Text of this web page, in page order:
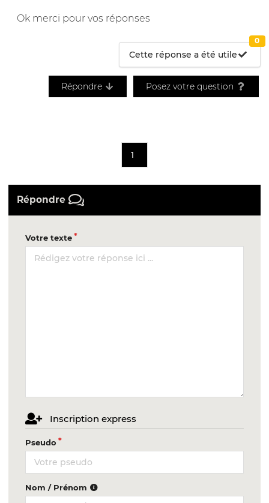
Ok merci pour vos réponses
Cette réponse a été utile
0
Répondre Posez votre question
1
Répondre
Votre texte
Inscription express
Pseudo
Nom / Prénom